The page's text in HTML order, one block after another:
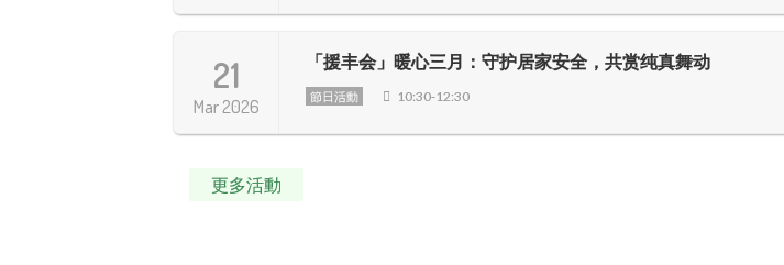
21
Mar 2026
「援丰会」暖心三月：守护居家安全，共赏纯真舞动
節日活動 10:30-12:30
更多活動